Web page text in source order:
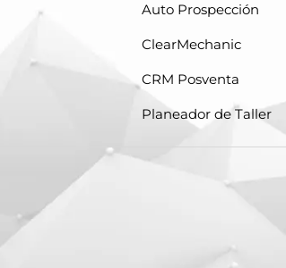
Auto Prospección
ClearMechanic
CRM Posventa
Planeador de Taller